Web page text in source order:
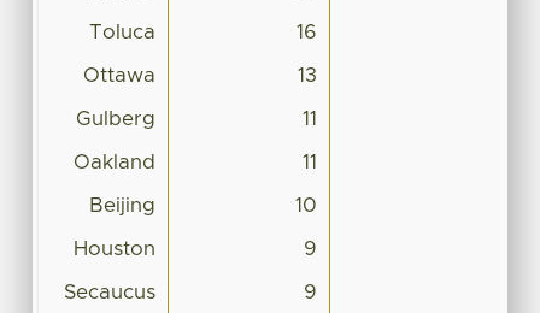
Toluca 16
Ottawa 13
Gulberg 11
Oakland 11
Beijing 10
Houston 9
Secaucus 9